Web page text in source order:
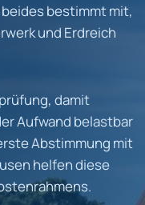
bestimmt mit,
und Erdreich
damit
Aufwand belastbar
Abstimmung mit
helfen diese